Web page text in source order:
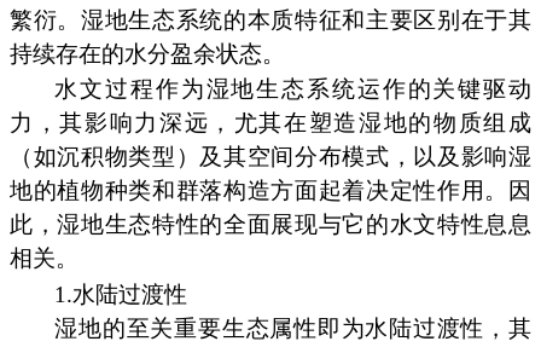
繁衍。湿地生态系统的本质特征和主要区别在于其
持续存在的水分盈余状态。
水文过程作为湿地生态系统运作的关键驱动
力，其影响力深远，尤其在塑造湿地的物质组成
（如沉积物类型）及其空间分布模式，以及影响湿
地的植物种类和群落构造方面起着决定性作用。因
此，湿地生态特性的全面展现与它的水文特性息息
相关。
1.水陆过渡性
湿地的至关重要生态属性即为水陆过渡性，其